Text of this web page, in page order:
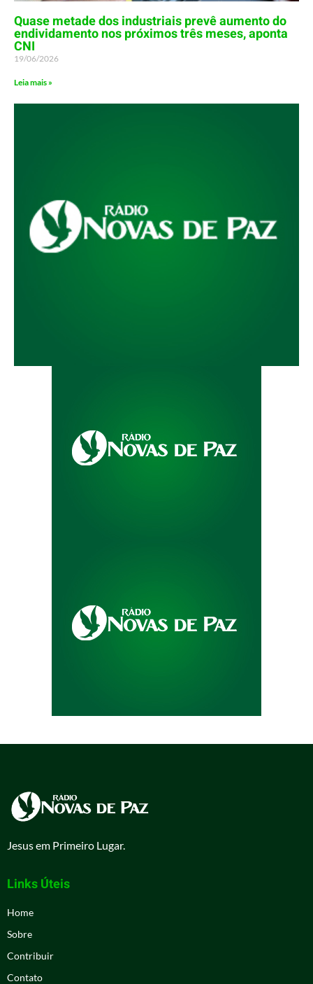
Quase metade dos industriais prevê aumento do
endividamento nos próximos três meses, aponta
CNI
19/06/2026
Leia mais »
Jesus em Primeiro Lugar.
Links Úteis
Home
Sobre
Contribuir
Contato